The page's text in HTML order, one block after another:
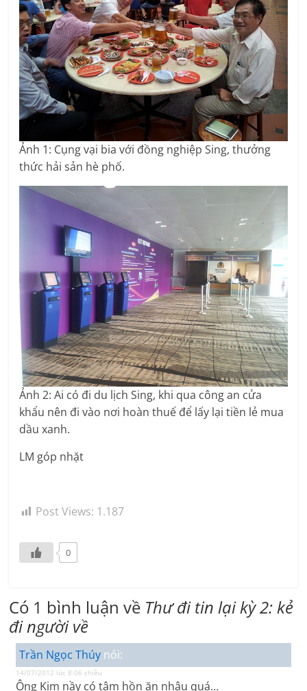
Ảnh 1: Cụng vại bia với đồng nghiệp Sing, thưởng
thức hải sản hè phố.
Ảnh 2: Ai có đi du lịch Sing, khi qua công an cửa
khẩu nên đi vào nơi hoàn thuế để lấy lại tiền lẻ mua
dầu xanh.
LM góp nhặt
Post Views: 1.187
0
Có 1 bình luận về Thư đi tin lại kỳ 2: kẻ
đi người về
Trần Ngọc Thúy nói:
14/07/2012 lúc 8:06 chiều
Ông Kim nầy có tâm hồn ăn nhậu quá…